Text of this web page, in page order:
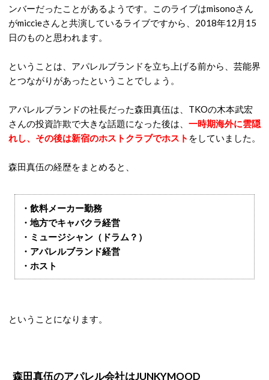
ンバーだったことがあるようです。このライブはmisonoさん
がmiccieさんと共演しているライブですから、2018年12月15
日のものと思われます。
ということは、アパレルブランドを立ち上げる前から、芸能界
とつながりがあったということでしょう。
アパレルブランドの社長だった森田真伍は、TKOの木本武宏
さんの投資詐欺で大きな話題になった後は、 一時期海外に雲隠
れし、その後は新宿のホストクラブでホスト をしていました。
森田真伍の経歴をまとめると、
・飲料メーカー勤務
・地方でキャバクラ経営
・ミュージシャン（ドラム？）
・アパレルブランド経営
・ホスト
ということになります。
森田真伍のアパレル会社はJUNKYMOOD